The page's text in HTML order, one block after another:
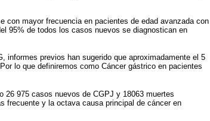
con mayor frecuencia en pacientes de edad avanzada con
95% de todos los casos nuevos se diagnostican en
informes previos han sugerido que aproximadamente el 5
lo que definiremos como Cáncer gástrico en pacientes
26 975 casos nuevos de CGPJ y 18063 muertes
frecuente y la octava causa principal de cáncer en